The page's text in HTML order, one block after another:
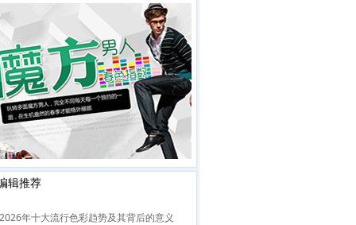
辑推荐
2026年十大流行色彩趋势及其背后的意义